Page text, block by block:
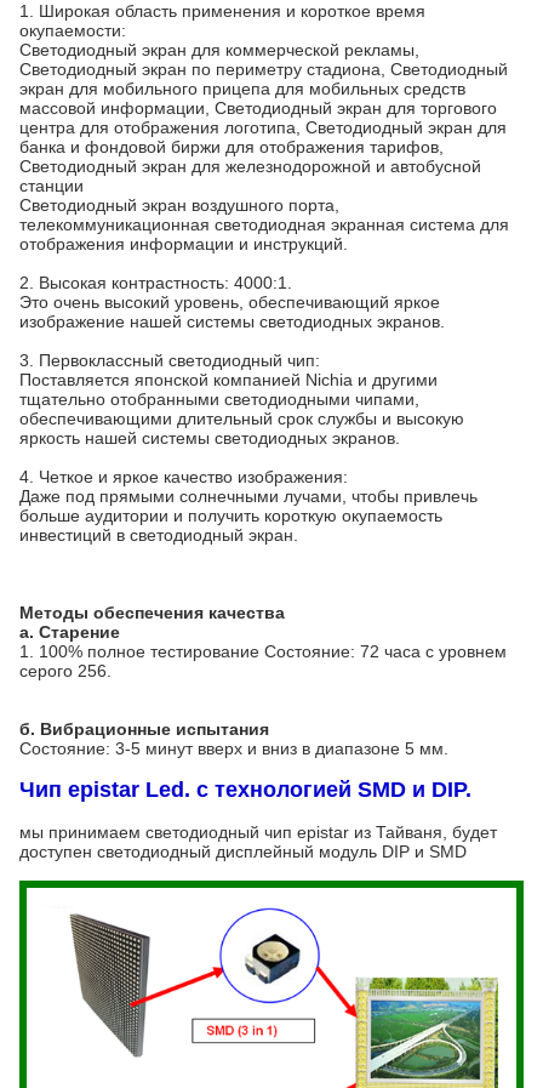
1. Широкая область применения и короткое время
окупаемости:
Светодиодный экран для коммерческой рекламы,
Светодиодный экран по периметру стадиона, Светодиодный
экран для мобильного прицепа для мобильных средств
массовой информации, Светодиодный экран для торгового
центра для отображения логотипа, Светодиодный экран для
банка и фондовой биржи для отображения тарифов,
Светодиодный экран для железнодорожной и автобусной
станции
Светодиодный экран воздушного порта,
телекоммуникационная светодиодная экранная система для
отображения информации и инструкций.
2. Высокая контрастность: 4000:1.
Это очень высокий уровень, обеспечивающий яркое
изображение нашей системы светодиодных экранов.
3. Первоклассный светодиодный чип:
Поставляется японской компанией Nichia и другими
тщательно отобранными светодиодными чипами,
обеспечивающими длительный срок службы и высокую
яркость нашей системы светодиодных экранов.
4. Четкое и яркое качество изображения:
Даже под прямыми солнечными лучами, чтобы привлечь
больше аудитории и получить короткую окупаемость
инвестиций в светодиодный экран.
Методы обеспечения качества
а. Старение
1. 100% полное тестирование Состояние: 72 часа с уровнем
серого 256.
б. Вибрационные испытания
Состояние: 3-5 минут вверх и вниз в диапазоне 5 мм.
Чип epistar Led. с технологией SMD и DIP.
мы принимаем светодиодный чип epistar из Тайваня, будет
доступен светодиодный дисплейный модуль DIP и SMD